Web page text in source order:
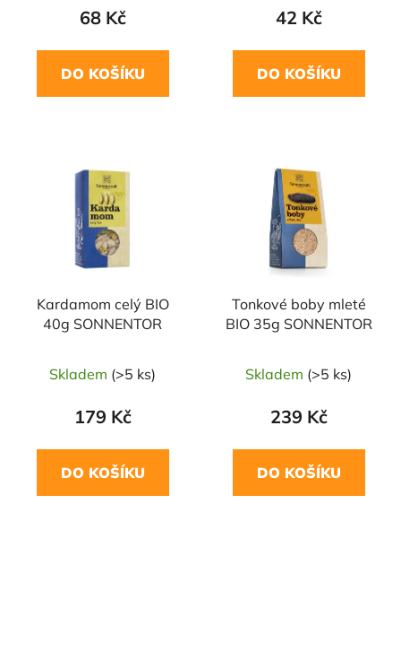
68 Kč
DO KOŠÍKU
42 Kč
DO KOŠÍKU
Kardamom celý BIO
40g SONNENTOR
Skladem (>5 ks)
179 Kč
DO KOŠÍKU
Tonkové boby mleté
BIO 35g SONNENTOR
Skladem (>5 ks)
239 Kč
DO KOŠÍKU